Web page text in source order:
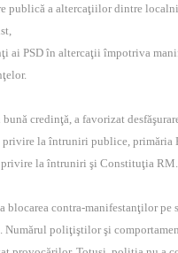
publică a altercaţiilor dintre
ai PSD în altercaţii împotriva
credinţă, a favorizat
la întruniri publice, primăria
la întruniri şi Constituţia RM.
contra-manifestanţilor pe
Numărul poliţiştilor şi